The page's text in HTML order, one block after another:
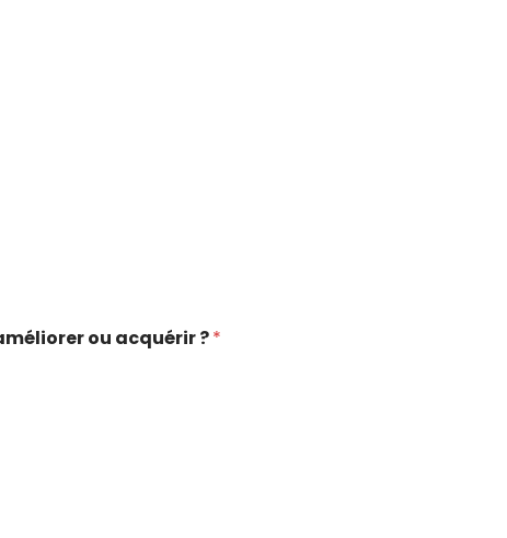
ou acquérir ?*